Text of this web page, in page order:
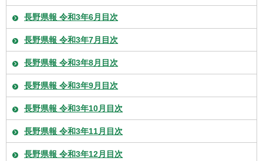
長野県報 令和3年6月目次
長野県報 令和3年7月目次
長野県報 令和3年8月目次
長野県報 令和3年9月目次
長野県報 令和3年10月目次
長野県報 令和3年11月目次
長野県報 令和3年12月目次